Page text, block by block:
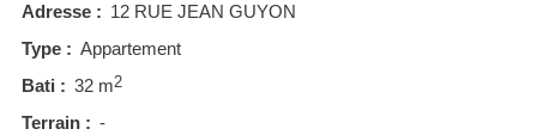
Adresse : 12 RUE JEAN GUYON
Type : Appartement
Bati : 32 m2
Terrain : -